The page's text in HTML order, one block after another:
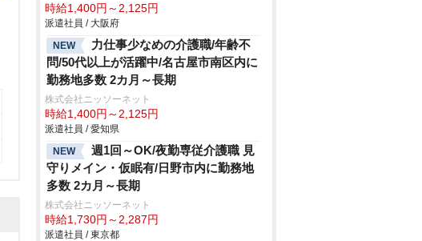
時給1,400円～2,125円
派遣社員 / 大阪府
NEW
力仕事少なめの介護職/年齢不
問/50代以上が活躍中/名古屋市南区内に
勤務地多数 2カ月～長期
株式会社ニッソーネット
時給1,400円～2,125円
派遣社員 / 愛知県
NEW
週1回～OK/夜勤専従介護職 見
守りメイン・仮眠有/日野市内に勤務地
多数 2カ月～長期
株式会社ニッソーネット
時給1,730円～2,287円
派遣社員 / 東京都